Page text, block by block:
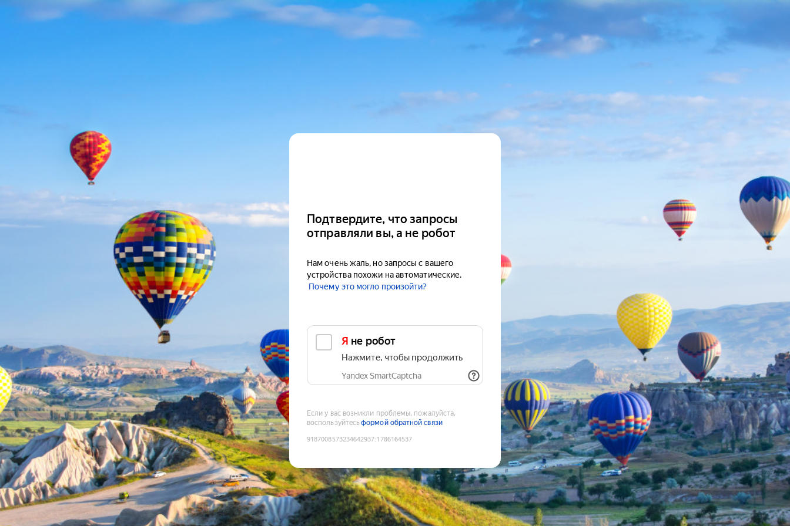
Подтвердите, что запросы
отправляли вы, а не робот
Нам очень жаль, но запросы с вашего
устройства похожи на автоматические.
Почему это могло произойти?
Я не робот
Нажмите, чтобы продолжить
Yandex SmartCaptcha
Если у вас возникли проблемы, пожалуйста,
воспользуйтесьформой обратной связи
9187008573234642937:1786164537